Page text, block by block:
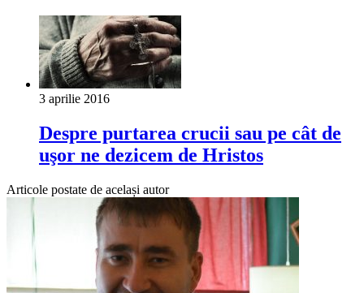
3 aprilie 2016
Despre purtarea crucii sau pe cât de
uşor ne dezicem de Hristos
Articole postate de același autor